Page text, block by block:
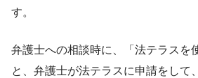
す。
弁護士への相談時に、「法テラスを
と、弁護士が法テラスに申請をして